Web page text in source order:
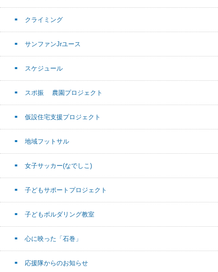
クライミング
サンファンJrユース
スケジュール
スポ振 農園プロジェクト
仮設住宅支援プロジェクト
地域フットサル
女子サッカー(なでしこ)
子どもサポートプロジェクト
子どもボルダリング教室
心に映った「石巻」
応援隊からのお知らせ